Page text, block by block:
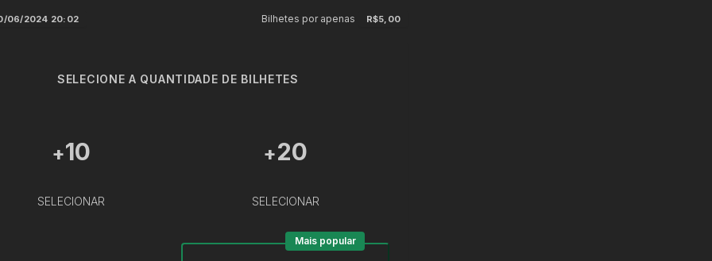
06/2024 20:02 Bilhetes por apenas R$5,00
SELECIONE A QUANTIDADE DE BILHETES
+10
SELECIONAR
+20
SELECIONAR
Mais popular